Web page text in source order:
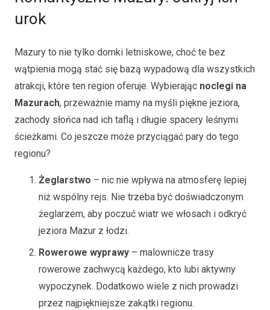
urok
Mazury to nie tylko domki letniskowe, choć te bez
wątpienia mogą stać się bazą wypadową dla wszystkich
atrakcji, które ten region oferuje. Wybierając noclegi na
Mazurach, przeważnie mamy na myśli piękne jeziora,
zachody słońca nad ich taflą i długie spacery leśnymi
ścieżkami. Co jeszcze może przyciągać pary do tego
regionu?
Żeglarstwo – nic nie wpływa na atmosferę lepiej
niż wspólny rejs. Nie trzeba być doświadczonym
żeglarzem, aby poczuć wiatr we włosach i odkryć
jeziora Mazur z łodzi.
Rowerowe wyprawy – malownicze trasy
rowerowe zachwycą każdego, kto lubi aktywny
wypoczynek. Dodatkowo wiele z nich prowadzi
przez najpiękniejsze zakątki regionu.